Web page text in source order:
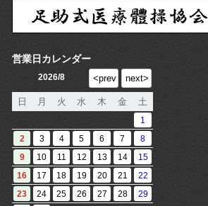
営業日カレンダー
2026/8
日 月 火 水 木 金 土
1
2
3 4 5 6 7
8
9
10 11 12 13 14
15
16
17 18 19 20 21
22
23
24 25 26 27 28 29